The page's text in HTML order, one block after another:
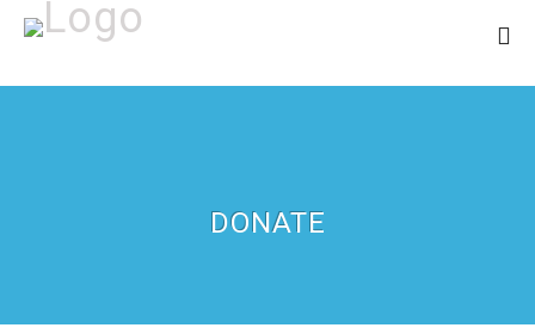
DONATE